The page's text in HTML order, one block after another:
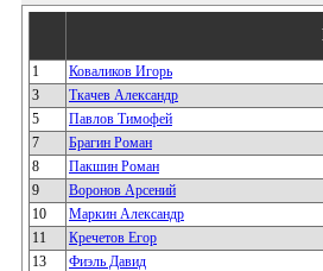
1
Коваликов Игорь
3
Ткачев Александр
5
Павлов Тимофей
7
Брагин Роман
8
Пакшин Роман
9
Воронов Арсений
10
Маркин Александр
11
Кречетов Егор
13
Фиэль Давид